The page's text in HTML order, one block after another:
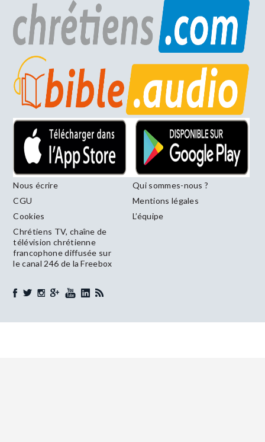
Nous écrire
Qui sommes-nous ?
CGU
Mentions légales
Cookies
L’équipe
Chrétiens TV, chaîne de
télévision chrétienne
francophone diffusée sur
le canal 246 de la Freebox